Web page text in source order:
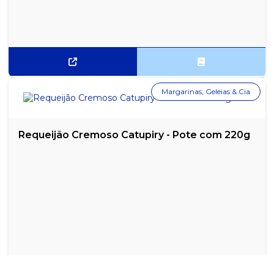
Requeijão Cremoso Catupiry - Pote com 220g
Margarinas, Geleias & Cia